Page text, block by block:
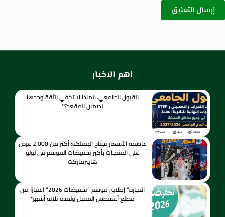
إرسال التعليق
اهم الاخبار
القبول الجامعي.. لماذا لا تكفي الثقة وحدها
لضمان المقعد؟*
عاصفة الأسعار تجتاح المملكة: أكثر من 2,000 عرض
على المنتجات بأكبر تخفيضات الموسم في لولو
هايبرماركت
التجارة” إطلاق موسم “تخفيضات 2026” اعتبارًا من
مطلع أغسطس المقبل ولمدة ثلاثة أشهر*